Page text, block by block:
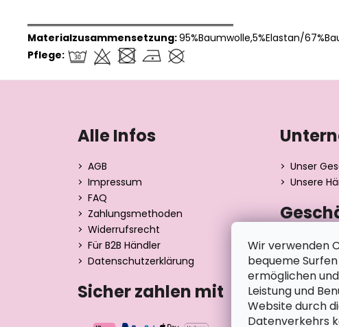
Wir verwenden
bequeme
ermöglichen
Leistung und
Website durch
Datenverkehrs
══════════════════════════════
Materialzusammensetzung:95%Baumwolle,5%Elastan/
Pflege:
Alle Infos
AGB
Impressum
FAQ
Zahlungsmethoden
Widerrufsrecht
Für B2B Händler
Datenschutzerklärung
Sicher zahlen mit
Unser
Unsere
Dita
Stránského
390 02